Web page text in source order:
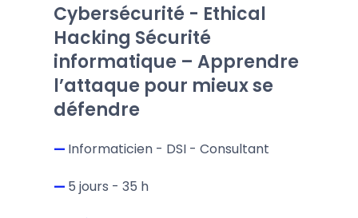
Cybersécurité - Ethical
Hacking Sécurité
informatique – Apprendre
l’attaque pour mieux se
défendre
— Informaticien - DSI - Consultant
— 5 jours - 35 h